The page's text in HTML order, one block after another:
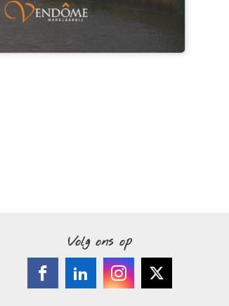
Volg ons op